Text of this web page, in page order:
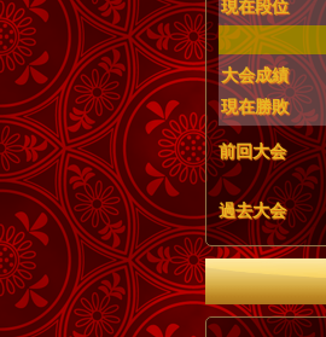
現在段位
大会成績
現在勝敗
前回大会
過去大会